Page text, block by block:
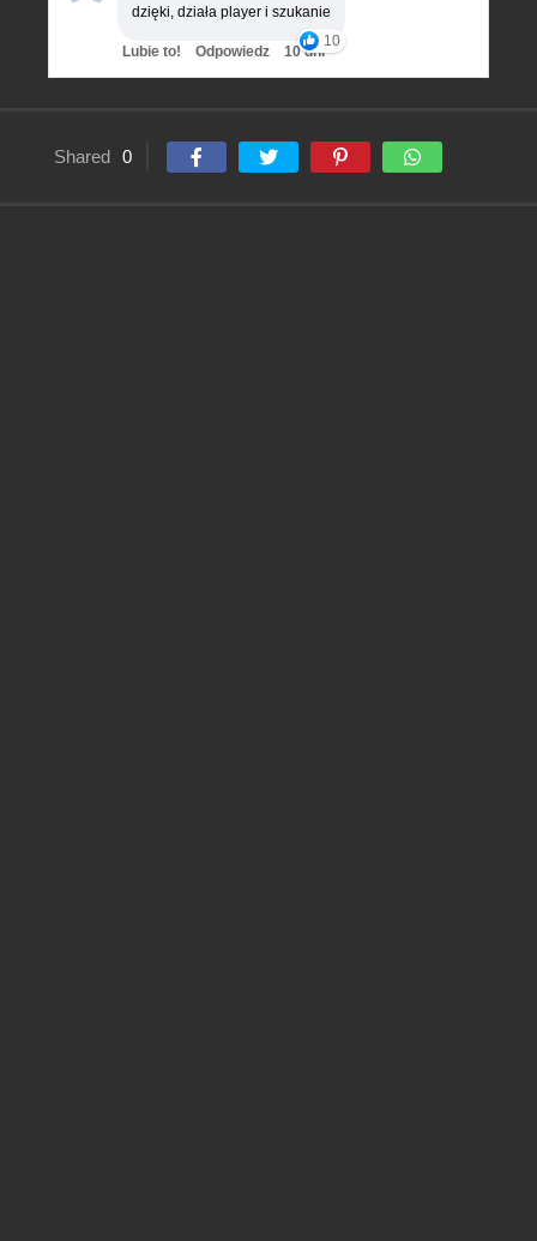
dzięki, działa player i szukanie
10
Lubie to! Odpowiedz 10 dni
Shared 0